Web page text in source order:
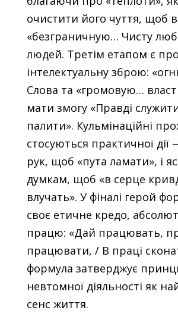
очистити його чуття, щоб
«безграничную… Чисту
людей. Третім етапом є
інтелектуальну зброю:
Слова та «громовую…
мати змогу «Правді
палити». Кульмінаційні
стосуються практичної дії
рук, щоб «пута ламати», і
думкам, щоб «в серце
влучать». У фіналі герой
своє етичне кредо,
працю: «Дай працювать,
працювати, / В праці
формула затверджує
невтомної діяльності як
сенс життя.